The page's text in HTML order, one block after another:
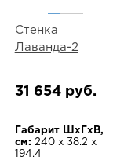
Стенка
Лаванда-2
31 654 руб.
Габарит ШхГхВ,
см: 240 х 38.2 х
194.4